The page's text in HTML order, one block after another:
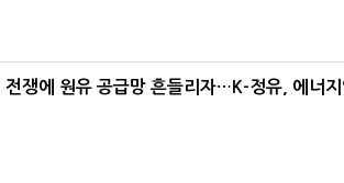
전쟁에 원유 공급망 흔들리자…K-정유, 에너